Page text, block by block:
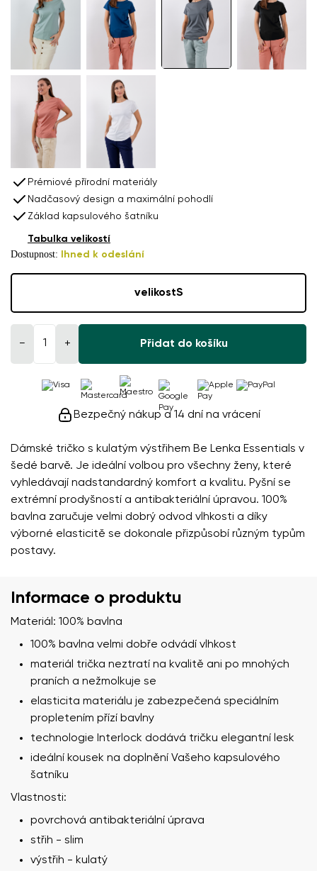
Změnit region
Vyberte zemi dodání
Dámské tričko s kulatým výstřihem Be Lenka Essentials v
šedé barvě. Je ideální volbou pro všechny ženy, které
vyhledávají nadstandardný komfort a kvalitu. Pyšní se
extrémní prodyšností a antibakteriální úpravou. 100%
bavlna zaručuje velmi dobrý odvod vlhkosti a díky
výborné elasticitě se dokonale přizpůsobí různým typům
postavy.
Prémiové přírodní materiály
Nadčasový design a maximální pohodlí
Základ kapsulového šatníku
Dostupnost: Ihned k odeslání
Tabulka velikostí
velikostS
− + Přidat do košíku
Bezpečný nákup a 14 dní na vrácení
Informace o produktu
Materiál: 100% bavlna
100% bavlna velmi dobře odvádí vlhkost
materiál trička neztratí na kvalitě ani po mnohých
praních a nežmolkuje se
elasticita materiálu je zabezpečená speciálním
propletením přízí bavlny
technologie Interlock dodává tričku elegantní lesk
ideální kousek na doplnění Vašeho kapsulového
šatníku
Vlastnosti:
povrchová antibakteriální úprava
střih - slim
výstřih - kulatý
Vaše jméno a příjmení
Váš e-mail
Varianta
Vaše jméno
číslo objednávky